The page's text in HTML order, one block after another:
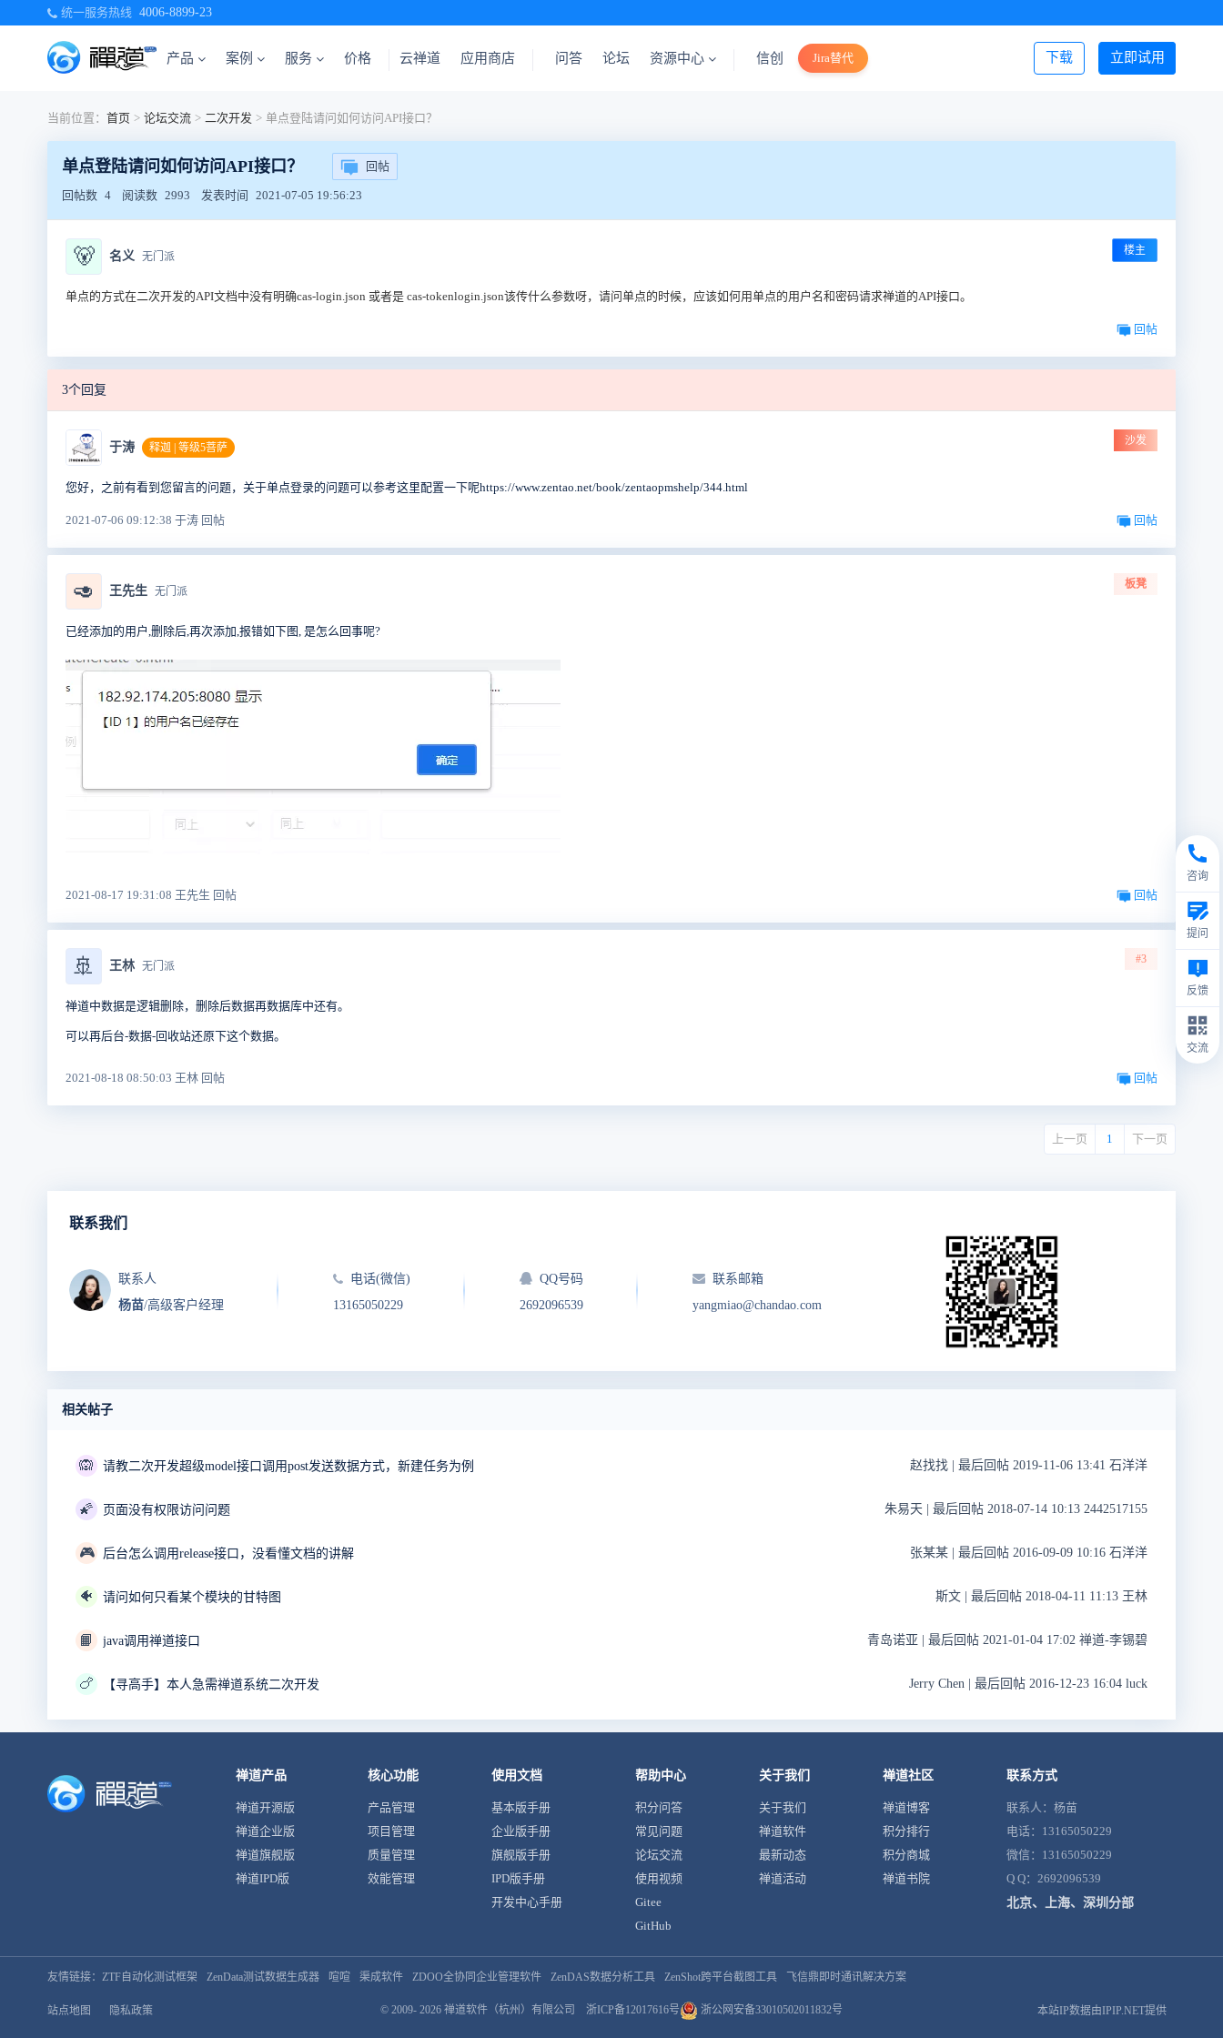
统一服务热线 4006-8899-23
产品 案例 服务 价格 立即试用
下载
云禅道 应用商店 问答 论坛 资源中心 信创 Jira替代 登录/注册
当前位置： 首页 > 论坛交流 > 二次开发 > 单点登陆请问如何访问API接口？
单点登陆请问如何访问API接口？ 回帖
回帖数 4 阅读数 2993 发表时间 2021-07-05 19:56:23
🐻 名义 无门派 楼主
单点的方式在二次开发的API文档中没有明确cas-login.json 或者是 cas-tokenlogin.json该传什么参数呀，请问单点的时候，应该如何用单点的用户名和密码请求禅道的API接口。
回帖
3个回复
于涛 释迦 | 等级5菩萨
沙发
您好，之前有看到您留言的问题，关于单点登录的问题可以参考这里配置一下呢https://www.zentao.net/book/zentaopmshelp/344.html
2021-07-06 09:12:38 于涛 回帖 回帖
🥑 王先生 无门派
板凳
已经添加的用户,删除后,再次添加,报错如下图, 是怎么回事呢?
2021-08-17 19:31:08 王先生 回帖 回帖
🚢 王林 无门派
#3
禅道中数据是逻辑删除，删除后数据再数据库中还有。
可以再后台-数据-回收站还原下这个数据。
2021-08-18 08:50:03 王林 回帖 回帖
上一页 1 下一页
联系我们
联系人
杨苗/高级客户经理
电话(微信)
13165050229
QQ号码
2692096539
联系邮箱
yangmiao@chandao.com
相关帖子
🙉 请教二次开发超级model接口调用post发送数据方式，新建任务为例 赵找找 最后回帖 2019-11-06 13:41 石洋洋
🌠 页面没有权限访问问题 朱易天 最后回帖 2018-07-14 10:13 2442517155
🎮 后台怎么调用release接口，没看懂文档的讲解 张某某 最后回帖 2016-09-09 10:16 石洋洋
🐠 请问如何只看某个模块的甘特图 斯文 最后回帖 2018-04-11 11:13 王林
📙 java调用禅道接口 青岛诺亚 最后回帖 2021-01-04 17:02 禅道-李锡碧
🍗 【寻高手】本人急需禅道系统二次开发 Jerry Chen 最后回帖 2016-12-23 16:04 luck
禅道产品
禅道开源版
禅道企业版
禅道旗舰版
禅道IPD版
核心功能
产品管理
项目管理
质量管理
效能管理
使用文档
基本版手册
企业版手册
旗舰版手册
IPD版手册
开发中心手册
帮助中心
积分问答
常见问题
论坛交流
使用视频
Gitee
GitHub
关于我们
关于我们
禅道软件
最新动态
禅道活动
禅道社区
禅道博客
积分排行
积分商城
禅道书院
联系方式
联系人：杨苗
电话：13165050229
微信：13165050229
Q Q：2692096539
北京、上海、深圳分部
友情链接： ZTF自动化测试框架 ZenData测试数据生成器 喧喧 渠成软件 ZDOO全协同企业管理软件 ZenDAS数据分析工具 ZenShot跨平台截图工具 飞信鼎即时通讯解决方案
站点地图 隐私政策 © 2009- 2026 禅道软件（杭州）有限公司 浙ICP备12017616号 浙公网安备33010502011832号 本站IP数据由IPIP.NET提供
咨询
提问
反馈
交流